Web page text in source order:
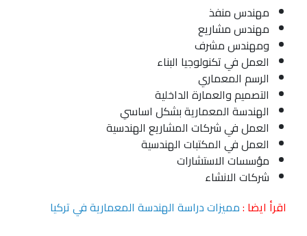
مهندس منفذ
مهندس مشاريع
ومهندس مشرف
العمل في تكنولوجيا البناء
الرسم المعماري
التصميم والعمارة الداخلية
الهندسة المعمارية بشكل اساسي
العمل في شركات المشاريع الهندسية
العمل في المكتبات الهندسية
مؤسسات الاستشارات
شركات الانشاء
اقرأ ايضا :مميزات دراسة الهندسة المعمارية في تركيا